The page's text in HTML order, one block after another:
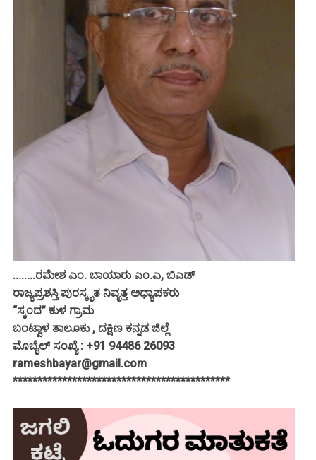
........ರಮೇಶ ಎಂ. ಬಾಯಾರು ಎಂ.ಎ, ಬಿಎಡ್
ರಾಜ್ಯಪ್ರಶಸ್ತಿ ಪುರಸ್ಕೃತ ನಿವೃತ್ತ ಅಧ್ಯಾಪಕರು
“ಸ್ಕಂದ” ಕುಳ ಗ್ರಾಮ
ಬಂಟ್ವಾಳ ತಾಲೂಕು , ದಕ್ಷಿಣ ಕನ್ನಡ ಜಿಲ್ಲೆ
ಮೊಬೈಲ್ ಸಂಖ್ಯೆ : +91 94486 26093
rameshbayar@gmail.com
********************************************